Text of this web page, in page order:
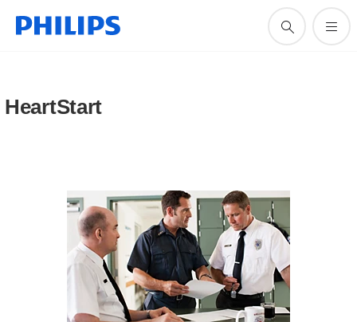
HeartStart